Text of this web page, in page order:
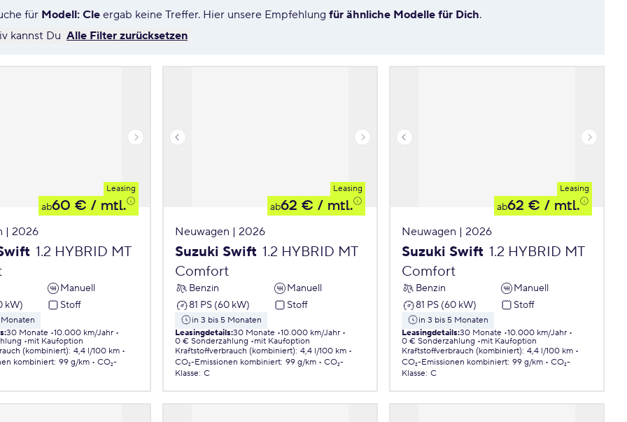
für Modell: Cle ergab keine Treffer. Hier unsere Empfehlung für ähnliche Modelle für Dich.
kannst Du Alle Filter zurücksetzen
Leasing
ab60 € / mtl.
| 2026
1.2 HYBRID MT
Manuell
kW)
Stoff
:30 Monate 10.000 km/Jahr
mit Kaufoption
(kombiniert): 4,4 l/100 km
kombiniert: 99 g/km
CO₂-
Leasing
ab62 € / mtl.
Neuwagen | 2026
Suzuki Swift 1.2 HYBRID MT
Comfort
Benzin
Manuell
81 PS (60 kW)
Stoff
in 3 bis 5 Monaten
Leasingdetails:30 Monate 10.000 km/Jahr
0 € Sonderzahlung
mit Kaufoption
Kraftstoffverbrauch (kombiniert): 4,4 l/100 km
CO₂-Emissionen kombiniert: 99 g/km
CO₂-
Klasse: C
Leasing
ab62 € / mtl.
Neuwagen | 2026
Suzuki Swift 1.2 HYBRID MT
Comfort
Benzin
Manuell
81 PS (60 kW)
Stoff
in 3 bis 5 Monaten
Leasingdetails:30 Monate 10.000 km/Jahr
0 € Sonderzahlung
mit Kaufoption
Kraftstoffverbrauch (kombiniert): 4,4 l/100 km
CO₂-Emissionen kombiniert: 99 g/km
CO₂-
Klasse: C